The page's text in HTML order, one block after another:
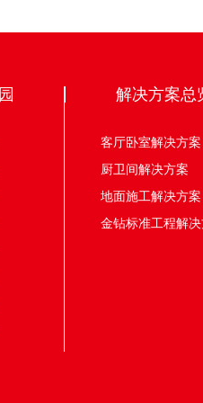
解决方案总
客厅卧室解决
厨卫间解决
地面施工解决
金钻标准工程解决